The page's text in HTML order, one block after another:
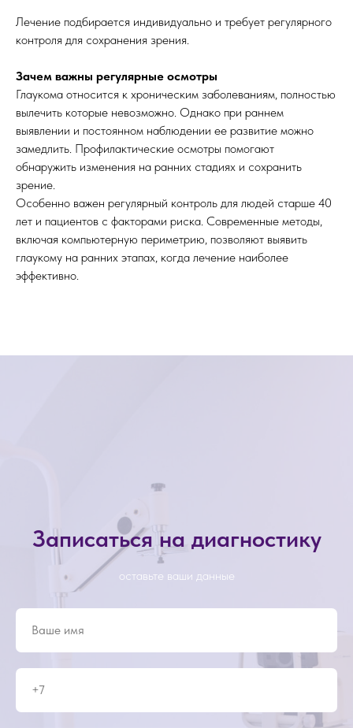
Лечение подбирается индивидуально и требует регулярного
контроля для сохранения зрения.
Зачем важны регулярные осмотры
Глаукома относится к хроническим заболеваниям, полностью
вылечить которые невозможно. Однако при раннем
выявлении и постоянном наблюдении ее развитие можно
замедлить. Профилактические осмотры помогают
обнаружить изменения на ранних стадиях и сохранить
зрение.
Особенно важен регулярный контроль для людей старше 40
лет и пациентов с факторами риска. Современные методы,
включая компьютерную периметрию, позволяют выявить
глаукому на ранних этапах, когда лечение наиболее
эффективно.
Записаться на диагностику
оставьте ваши данные